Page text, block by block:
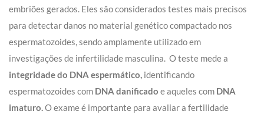
embriões gerados. Eles são considerados testes mais precisos
para detectar danos no material genético compactado nos
espermatozoides, sendo amplamente utilizado em
investigações de infertilidade masculina. O teste mede a
integridade do DNA espermático, identificando
espermatozoides com DNA danificado e aqueles com DNA
imaturo.O exame é importante para avaliar a fertilidade